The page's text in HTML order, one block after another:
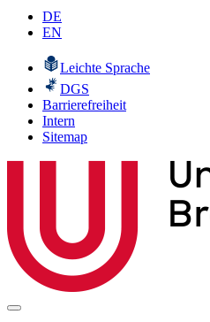
DE
EN
Leichte Sprache
DGS
Barrierefreiheit
Intern
Sitemap